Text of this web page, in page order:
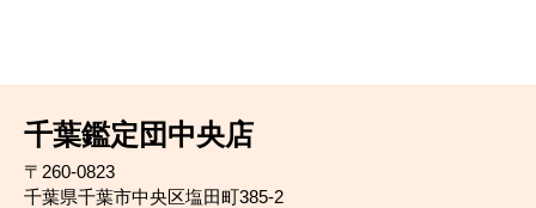
千葉鑑定団中央店
〒260-0823
千葉県千葉市中央区塩田町385-2